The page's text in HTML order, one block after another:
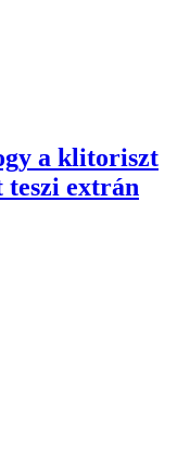
a klitoriszt
teszi extrán